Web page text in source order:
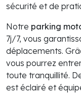
sécurité et de
Notre parking
7j/7, vous
déplacements.
vous pourrez
toute tranquillité.
est éclairé et